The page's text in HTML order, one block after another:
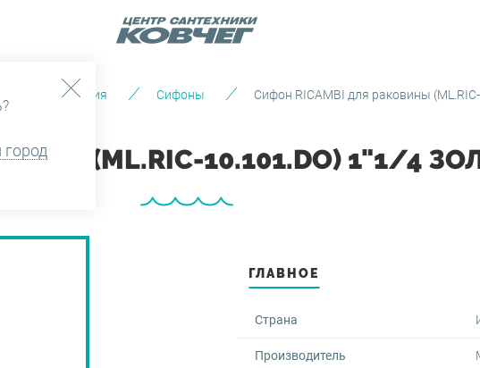
город
и водоотведения Сифоны Сифон RICAMBI для раковины
(ML.RIC-10.101.DO) 1"1/4
ГЛАВНОЕ
Страна
Производитель